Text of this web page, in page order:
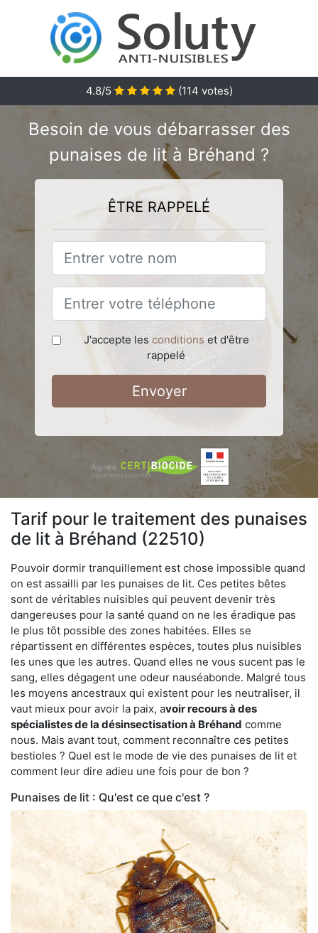
4.8/5 (114 votes)
Besoin de vous débarrasser des
punaises de lit à Bréhand ?
ÊTRE RAPPELÉ
J'accepte les conditions et d'être
rappelé
Envoyer
Tarif pour le traitement des punaises
de lit à Bréhand (22510)
Pouvoir dormir tranquillement est chose impossible quand
on est assailli par les punaises de lit. Ces petites bêtes
sont de véritables nuisibles qui peuvent devenir très
dangereuses pour la santé quand on ne les éradique pas
le plus tôt possible des zones habitées. Elles se
répartissent en différentes espèces, toutes plus nuisibles
les unes que les autres. Quand elles ne vous sucent pas le
sang, elles dégagent une odeur nauséabonde. Malgré tous
les moyens ancestraux qui existent pour les neutraliser, il
vaut mieux pour avoir la paix, avoir recours à des
spécialistes de la désinsectisation à Bréhand comme
nous. Mais avant tout, comment reconnaître ces petites
bestioles ? Quel est le mode de vie des punaises de lit et
comment leur dire adieu une fois pour de bon ?
Punaises de lit : Qu'est ce que c'est ?